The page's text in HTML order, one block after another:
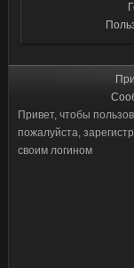
Привет, чтобы
пожалуйста,
своим логином